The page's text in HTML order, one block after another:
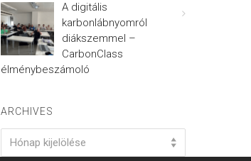
A digitális
karbonlábnyomról
diákszemmel –
CarbonClass
élménybeszámoló
ARCHIVES
Hónap kijelölése